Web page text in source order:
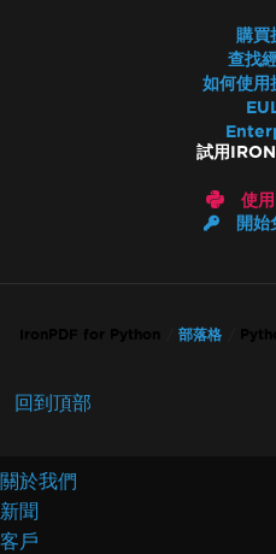
購買
查找
如何使用
試用
使
開始
IronPDF for Python 部落格
回到頂部
關於我們
新聞
客戶